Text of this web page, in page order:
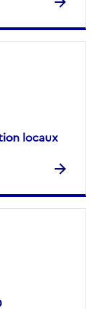
locaux